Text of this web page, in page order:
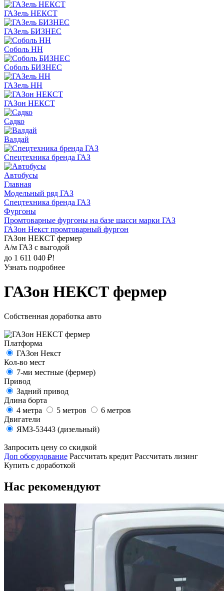
ГАЗель НЕКСТ
ГАЗель БИЗНЕС
Соболь НН
Соболь БИЗНЕС
ГАЗель НН
ГАЗон НЕКСТ
Садко
Валдай
Спецтехника бренда ГАЗ
Автобусы
Главная
Модельный ряд ГАЗ
Спецтехника бренда ГАЗ
Фургоны
Промтоварные фургоны на базе шасси марки ГАЗ
ГАЗон Некст промтоварный фургон
ГАЗон НЕКСТ фермер
А/м ГАЗ с выгодой
до 1 611 040 ₽!
Узнать подробнее
ГАЗон НЕКСТ фермер
Собственная доработка авто
Платформа
ГАЗон Некст
Кол-во мест
7-ми местные (фермер)
Привод
Задний привод
Длина борта
4 метра
5 метров
6 метров
Двигатели
ЯМЗ-53443 (дизельный)
Запросить цену со скидкой
Доп оборудование Рассчитать кредит Рассчитать лизинг
Купить с доработкой
Нас рекомендуют